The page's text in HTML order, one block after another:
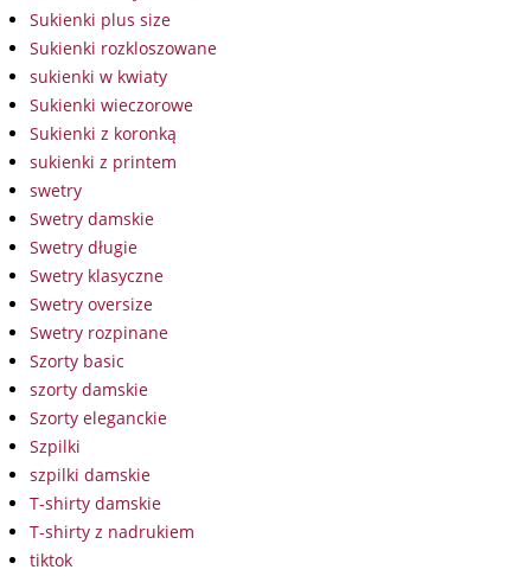
Sukienki plus size
Sukienki rozkloszowane
sukienki w kwiaty
Sukienki wieczorowe
Sukienki z koronką
sukienki z printem
swetry
Swetry damskie
Swetry długie
Swetry klasyczne
Swetry oversize
Swetry rozpinane
Szorty basic
szorty damskie
Szorty eleganckie
Szpilki
szpilki damskie
T-shirty damskie
T-shirty z nadrukiem
tiktok